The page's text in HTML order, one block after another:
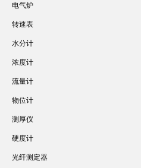
电气炉
转速表
水分计
浓度计
流量计
物位计
测厚仪
硬度计
光纤测定器